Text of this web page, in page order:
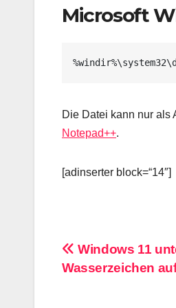
Microsoft
Die Datei kann nur als
Notepad++.
[adinserter block=“14″]
Windows 11
Wasserzeichen